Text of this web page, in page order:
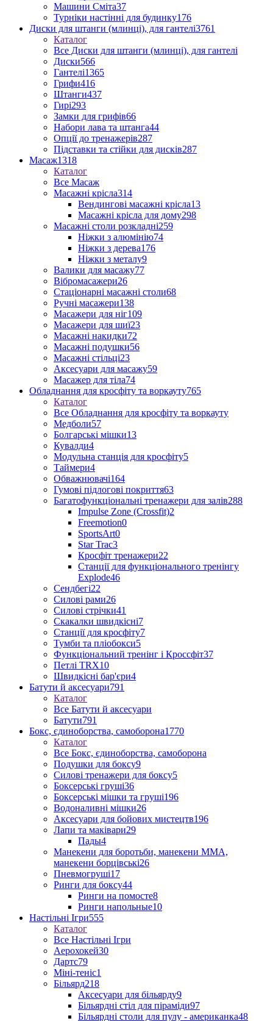
Машини Сміта37
Турніки настінні для будинку176
Диски для штанги (млинці), для гантелі3761
Каталог
Все Диски для штанги (млинці), для гантелі
Диски566
Гантелі1365
Грифи416
Штанги437
Гирі293
Замки для грифів66
Набори лава та штанга44
Опції до тренажерів287
Підставки та стійки для дисків287
Масаж1318
Каталог
Все Масаж
Масажні крісла314
Вендингові масажні крісла13
Масажні крісла для дому298
Масажні столи розкладні259
Ніжки з алюмінію74
Ніжки з дерева176
Ніжки з металу9
Валики для масажу77
Вібромасажери26
Стаціонарні масажні столи68
Ручні масажери138
Масажери для ніг109
Масажери для шиї23
Масажні накидки72
Масажні подушки56
Масажні стільці23
Аксесуари для масажу59
Масажер для тіла74
Обладнання для кросфіту та воркауту765
Каталог
Все Обладнання для кросфіту та воркауту
Медболи57
Болгарські мішки13
Кувалди4
Модульна станція для кросфіту5
Таймери4
Обважнювачі164
Гумові підлогові покриття63
Багатофункціональні тренажери для залів288
Impulse Zone (Crossfit)2
Freemotion0
SportsArt0
Star Trac3
Кросфіт тренажери22
Станції для функціонального тренінгу
Explode46
Сендбегі22
Силові рами26
Силові стрічки41
Скакалки швидкісні7
Станції для кросфіту7
Тумби та пліобокси5
Функціональний тренінг і Кроссфіт37
Петлі TRX10
Швидкісні бар'єри4
Батути й аксесуари791
Каталог
Все Батути й аксесуари
Батути791
Бокс, єдиноборства, самоборона1770
Каталог
Все Бокс, єдиноборства, самоборона
Подушки для боксу9
Силові тренажери для боксу5
Боксерські груші36
Боксерські мішки та груші196
Водоналивні мішки26
Аксесуари для бойових мистецтв196
Лапи та маківари29
Пады4
Манекени для боротьби, манекени ММА,
манекени борцівські26
Пневмогруші17
Ринги для боксу44
Ринги на помосте8
Ринги напольные10
Настільні Ігри555
Каталог
Все Настільні Ігри
Аерохокей30
Дартс79
Міні-теніс1
Більярд218
Аксесуари для більярду9
Більярдні стіл для піраміди97
Більярдні столи для пулу - американка48